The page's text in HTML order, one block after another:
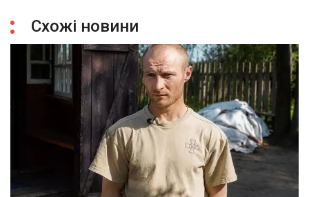
Схожі новини